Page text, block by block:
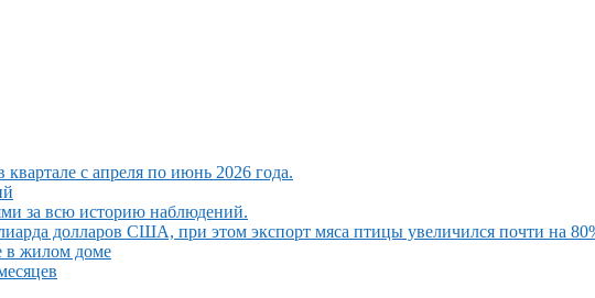
с апреля по июнь 2026 года.
за всю историю наблюдений.
долларов США, при этом экспорт мяса птицы увеличился почти на
в жилом доме